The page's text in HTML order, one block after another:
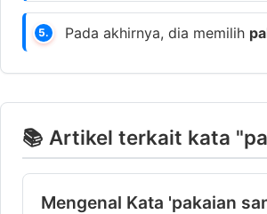
5. Pada akhirnya, dia memilih
📚 Artikel terkait kata
Mengenal Kata 'pakaian